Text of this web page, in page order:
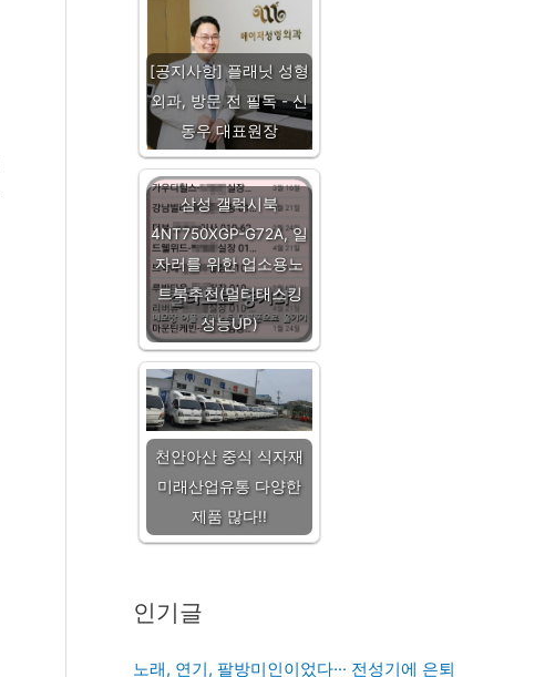
[공지사항] 플래닛 성형
외과, 방문 전 필독 - 신
동우 대표원장
삼성 갤럭시북
4NT750XGP-G72A, 일
자러를 위한 업소용노
트북추천(멀티태스킹
성능UP)
천안아산 중식 식자재
미래산업유통 다양한
제품 많다!!
인기글
노래, 연기, 팔방미인이었다··· 전성기에 은퇴